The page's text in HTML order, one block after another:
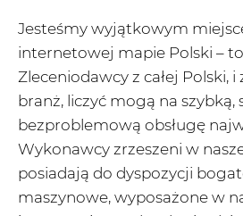
Jesteśmy wyjątkowym
internetowej mapie Polski –
Zleceniodawcy z całej Polski,
branż, liczyć mogą na szybką,
bezproblemową obsługę
Wykonawcy zrzeszeni w
posiadają do dyspozycji
maszynowe, wyposażone w